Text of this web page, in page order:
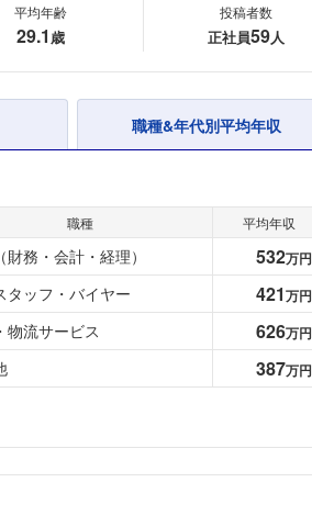
平均年齢
29.1 歳
投稿者数
正社員59人
職種&年代別平均年収
職種 平均年収
財務・会計・経理） 532万円
タッフ・バイヤー 421万円
物流サービス 626万円
387万円